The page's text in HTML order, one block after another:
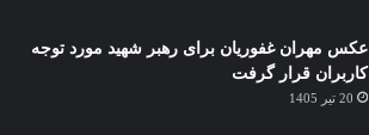
عکس مهران غفوریان برای رهبر شهید مورد توجه
کاربران قرار گرفت
20 تیر 1405